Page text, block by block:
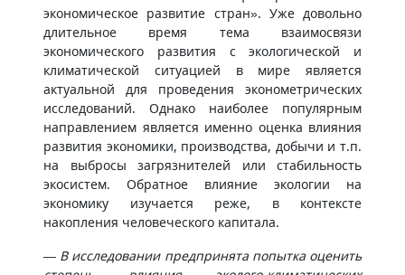
экономическое развитие стран». Уже довольно
длительное время тема взаимосвязи
экономического развития с экологической и
климатической ситуацией в мире является
актуальной для проведения эконометрических
исследований. Однако наиболее популярным
направлением является именно оценка влияния
развития экономики, производства, добычи и т.п.
на выбросы загрязнителей или стабильность
экосистем. Обратное влияние экологии на
экономику изучается реже, в контексте
накопления человеческого капитала.
— В исследовании предпринята попытка оценить